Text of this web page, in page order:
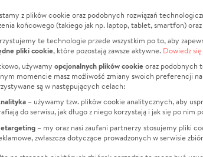
Twitter Instagram
TikTok Youtube
Informacje
Jak to działa?
Regulamin
Polityka
Kontakt
Porównanie
Polityka plików
Zarządzaj
z plików cookie oraz podobnych rozwiązań
końcowego (takiego jak np. laptop, tablet, smartfon)
te technologie przede wszystkim po to, aby
pliki cookie, które pozostają zawsze aktywne. Dowiedz
używamy opcjonalnych plików cookieoraz podobnych
momencie masz możliwość zmiany swoich preferencji
są w następujących celach:
– używamy tzw. plików cookie analitycznych, aby
do serwisu, jak długo z niego korzystają i jak się po nim
– my oraz nasi zaufani partnerzy stosujemy pliki
zwłaszcza dotyczące prowadzonych w serwisie